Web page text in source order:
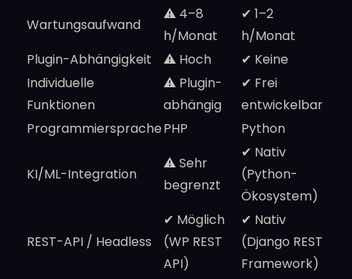
Wartungsaufwand
⚠️ 4–8
h/Monat
✔ 1–2
h/Monat
Plugin-Abhängigkeit
⚠️ Hoch
✔ Keine
Individuelle
Funktionen
⚠️ Plugin-
abhängig
✔ Frei
entwickelbar
ProgrammiersprachePHP Python
KI/ML-Integration
⚠️ Sehr
begrenzt
✔ Nativ
(Python-
Ökosystem)
REST-API / Headless
✔ Möglich
(WP REST
API)
✔ Nativ
(Django REST
Framework)